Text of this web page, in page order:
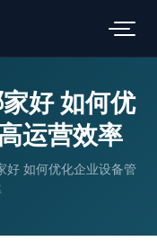
好 如何优
运营效率
好 如何优化企业设备管